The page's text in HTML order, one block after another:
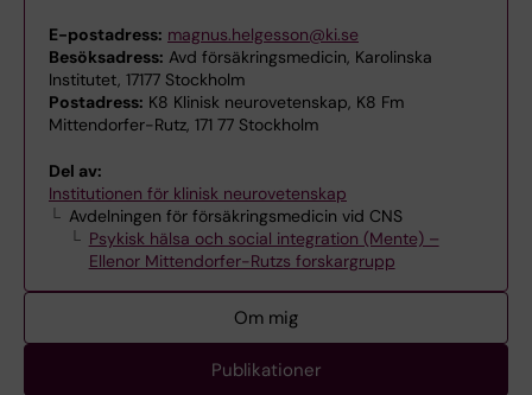
E-postadress: magnus.helgesson@ki.se
Besöksadress: Avd försäkringsmedicin, Karolinska
Institutet, 17177 Stockholm
Postadress: K8 Klinisk neurovetenskap, K8 Fm
Mittendorfer-Rutz, 171 77 Stockholm
Del av:
Institutionen för klinisk neurovetenskap
Avdelningen för försäkringsmedicin vid CNS
Psykisk hälsa och social integration (Mente) –
Ellenor Mittendorfer-Rutzs forskargrupp
Om mig
Publikationer